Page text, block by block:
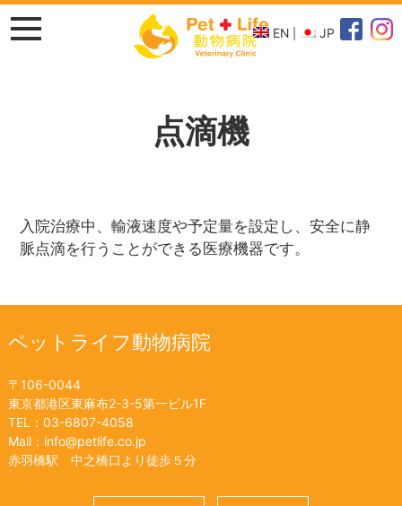
EN JP
点滴機
入院治療中、輸液速度や予定量を設定し、安全に静
脈点滴を行うことができる医療機器です。
ペットライフ動物病院
〒106-0044
東京都港区東麻布2-3-5第一ビル1F
TEL：03-6807-4058
Mail：info@petlife.co.jp
赤羽橋駅 中之橋口より徒歩５分